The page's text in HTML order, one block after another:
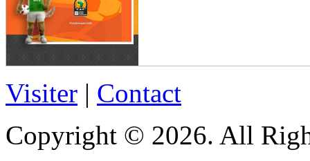
Visiter | Contact
Copyright © 2026. All